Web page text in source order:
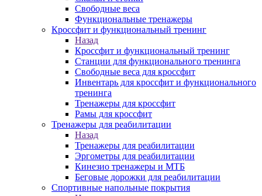
Свободные веса
Функциональные тренажеры
Кроссфит и функциональный тренинг
Назад
Кроссфит и функциональный тренинг
Станции для функционального тренинга
Свободные веса для кроссфит
Инвентарь для кроссфит и функционального
тренинга
Тренажеры для кроссфит
Рамы для кроссфит
Тренажеры для реабилитации
Назад
Тренажеры для реабилитации
Эргометры для реабилитации
Кинезио тренажеры и МТБ
Беговые дорожки для реабилитации
Спортивные напольные покрытия